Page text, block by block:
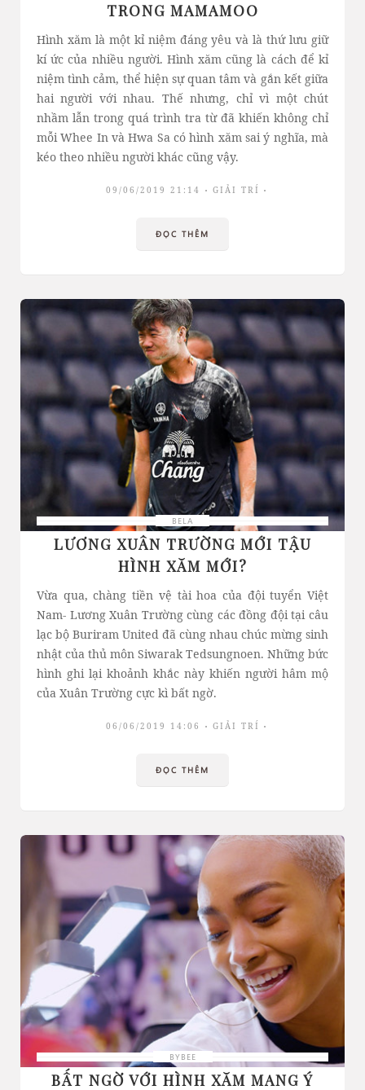
TRONG MAMAMOO
Hình xăm là một kỉ niệm đáng yêu và là thứ lưu giữ
kí ức của nhiều người. Hình xăm cũng là cách để kỉ
niệm tình cảm, thể hiện sự quan tâm và gắn kết giữa
hai người với nhau. Thế nhưng, chỉ vì một chút
nhầm lẫn trong quá trình tra từ đã khiến không chỉ
mỗi Whee In và Hwa Sa có hình xăm sai ý nghĩa, mà
kéo theo nhiều người khác cũng vậy.
09/06/2019 21:14 GIẢI TRÍ
ĐỌC THÊM
BELA
LƯƠNG XUÂN TRƯỜNG MỚI TẬU
HÌNH XĂM MỚI?
Vừa qua, chàng tiền vệ tài hoa của đội tuyển Việt
Nam- Lương Xuân Trường cùng các đồng đội tại câu
lạc bộ Buriram United đã cùng nhau chúc mừng sinh
nhật của thủ môn Siwarak Tedsungnoen. Những bức
hình ghi lại khoảnh khắc này khiến người hâm mộ
của Xuân Trường cực kì bất ngờ.
06/06/2019 14:06 GIẢI TRÍ
ĐỌC THÊM
BYBEE
BẤT NGỜ VỚI HÌNH XĂM MANG Ý